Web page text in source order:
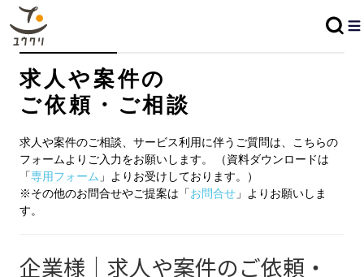
求人や案件の
ご依頼・ご相談
求人や案件のご相談、サービス利用に伴うご質問は、こちらの
フォームよりご入力をお願いします。 （資料ダウンロードは
「専用フォーム 」よりお受けしております。）
※その他のお問合せやご提案は「お問合せ」よりお願いしま
す。